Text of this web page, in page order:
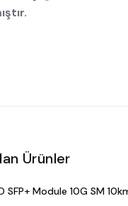
Ürünler
Satın Al
SFP+ Module 10G SM